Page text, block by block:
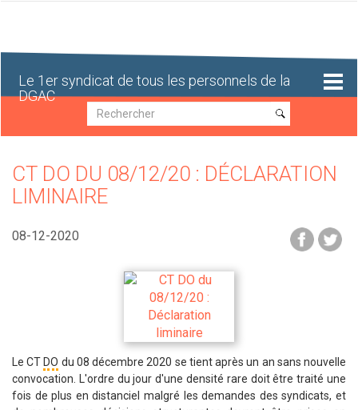
Le 1er syndicat de tous les personnels de la
DGAC
Recherche
Recherche
CT DO DU 08/12/20 : DÉCLARATION
LIMINAIRE
08-12-2020
Le CT DO du 08 décembre 2020 se tient après un an sans nouvelle
convocation. L'ordre du jour d'une densité rare doit être traité une
fois de plus en distanciel malgré les demandes des syndicats, et